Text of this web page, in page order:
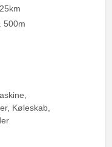
500m
Køleskab,